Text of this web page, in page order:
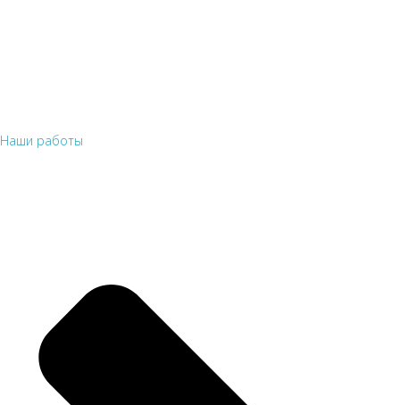
Наши работы